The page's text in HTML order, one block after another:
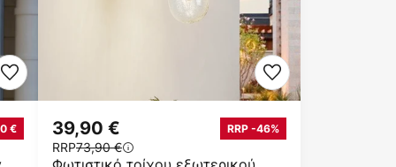
€ 39,90 € RRP -46%
RRP73,90 €